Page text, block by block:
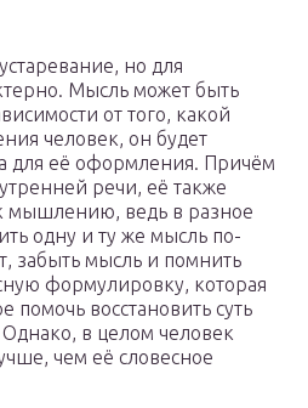
но для
Мысль может быть
от того, какой
человек, он будет
для её оформления. Причём
речи, её также
мышлению, ведь в разное
одну и ту же мысль по-
забыть мысль и помнить
формулировку, которая
восстановить суть
в целом человек
чем её словесное